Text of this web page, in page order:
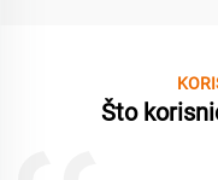
Što